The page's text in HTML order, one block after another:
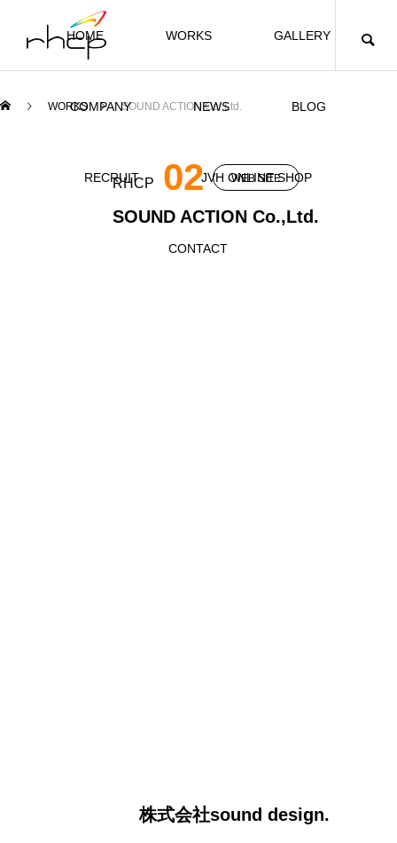
HOME WORKS GALLERY
COMPANY NEWS BLOG
RECRUIT JVH ONLINE SHOP
CONTACT
CULTURE
WORKS SOUND ACTION Co.,Ltd.
RHCP 02 WEB SITE
SOUND ACTION Co.,Ltd.
株式会社sound design.